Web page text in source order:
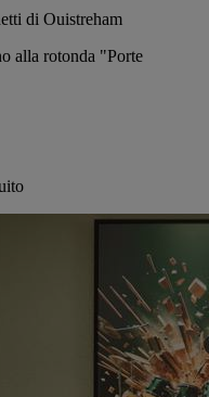
di Ouistreham
alla rotonda "Porte